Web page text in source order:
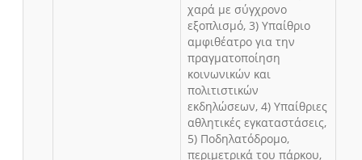
χαρά με σύγχρονο
εξοπλισμό, 3) Υπαίθριο
αμφιθέατρο για την
πραγματοποίηση
κοινωνικών και
πολιτιστικών
εκδηλώσεων, 4) Υπαίθριες
αθλητικές εγκαταστάσεις,
5) Ποδηλατόδρομο,
περιμετρικά του πάρκου,